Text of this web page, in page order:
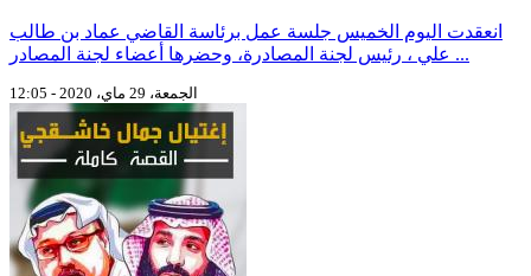
انعقدت اليوم الخميس جلسة عمل برئاسة القاضي عماد بن طالب
علي ، رئيس لجنة المصادرة، وحضرها أعضاء لجنة المصادر ...
الجمعة، 29 ماي، 2020 - 12:05